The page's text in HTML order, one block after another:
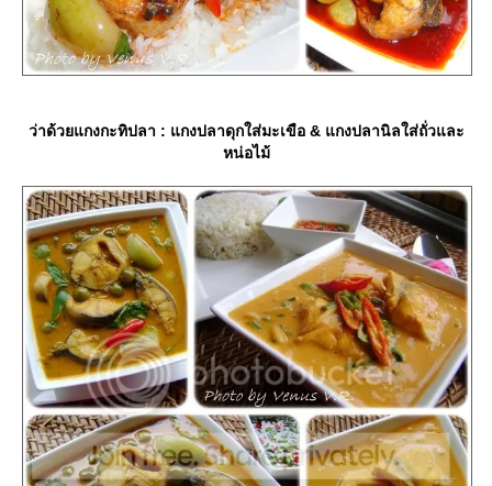
ว่าด้วยแกงกะทิปลา : แกงปลาดุกใส่มะเขือ & แกงปลานิลใส่ถั่วและ
หน่อไม้